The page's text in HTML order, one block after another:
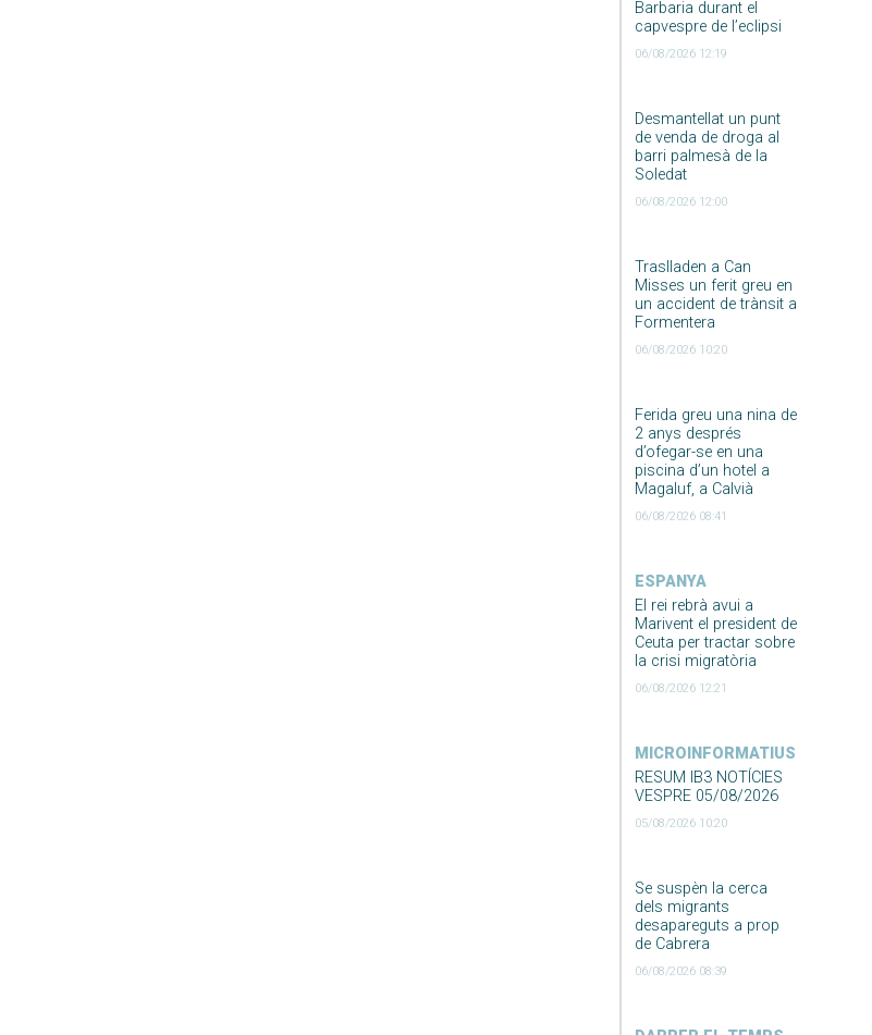
Barbaria durant el
capvespre de l’eclipsi
06/08/2026 12:19
Desmantellat un punt
de venda de droga al
barri palmesà de la
Soledat
06/08/2026 12:00
Traslladen a Can
Misses un ferit greu en
un accident de trànsit a
Formentera
06/08/2026 10:20
Ferida greu una nina de
2 anys després
d’ofegar-se en una
piscina d’un hotel a
Magaluf, a Calvià
06/08/2026 08:41
ESPANYA
El rei rebrà avui a
Marivent el president de
Ceuta per tractar sobre
la crisi migratòria
06/08/2026 12:21
MICROINFORMATIUS
RESUM IB3 NOTÍCIES
VESPRE 05/08/2026
05/08/2026 10:20
Se suspèn la cerca
dels migrants
desapareguts a prop
de Cabrera
06/08/2026 08:39